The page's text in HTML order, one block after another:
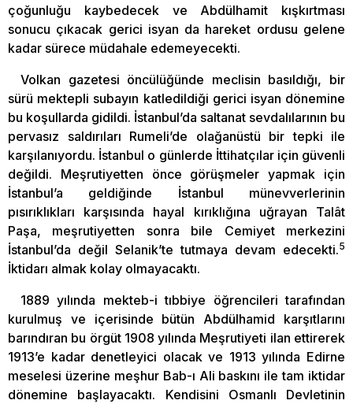
çoğunluğu kaybedecek ve Abdülhamit kışkırtması
sonucu çıkacak gerici isyan da hareket ordusu gelene
kadar sürece müdahale edemeyecekti.
Volkan gazetesi öncülüğünde meclisin basıldığı, bir
sürü mektepli subayın katledildiği gerici isyan dönemine
bu koşullarda gidildi. İstanbul’da saltanat sevdalılarının bu
pervasız saldırıları Rumeli’de olağanüstü bir tepki ile
karşılanıyordu. İstanbul o günlerde İttihatçılar için güvenli
değildi. Meşrutiyetten önce görüşmeler yapmak için
İstanbul’a geldiğinde İstanbul münevverlerinin
pısırıklıkları karşısında hayal kırıklığına uğrayan Talât
Paşa, meşrutiyetten sonra bile Cemiyet merkezini
İstanbul’da değil Selanik’te tutmaya devam edecekti.5
İktidarı almak kolay olmayacaktı.
1889 yılında mekteb-i tıbbiye öğrencileri tarafından
kurulmuş ve içerisinde bütün Abdülhamid karşıtlarını
barındıran bu örgüt 1908 yılında Meşrutiyeti ilan ettirerek
1913’e kadar denetleyici olacak ve 1913 yılında Edirne
meselesi üzerine meşhur Bab-ı Ali baskını ile tam iktidar
dönemine başlayacaktı. Kendisini Osmanlı Devletinin